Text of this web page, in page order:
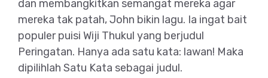
dan membangkitkan semangat mereka agar
mereka tak patah, John bikin lagu. Ia ingat bait
populer puisi Wiji Thukul yang berjudul
Peringatan. Hanya ada satu kata: lawan! Maka
dipilihlah Satu Kata sebagai judul.